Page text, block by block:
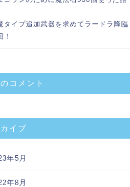
タイプ追加武器を求めてラードラ降臨
！
コメント
イブ
年5月
年8月